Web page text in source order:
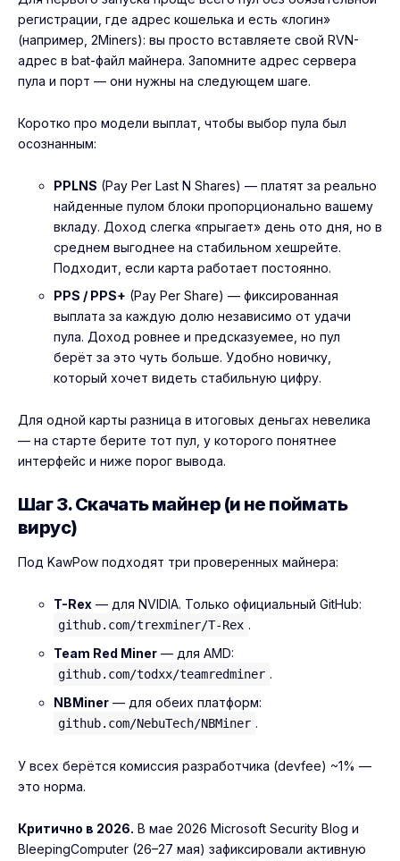
регистрации, где адрес кошелька и есть «логин»
(например, 2Miners): вы просто вставляете свой RVN-
адрес в bat-файл майнера. Запомните адрес сервера
пула и порт — они нужны на следующем шаге.
Коротко про модели выплат, чтобы выбор пула был
осознанным:
PPLNS (Pay Per Last N Shares) — платят за реально
найденные пулом блоки пропорционально вашему
вкладу. Доход слегка «прыгает» день ото дня, но в
среднем выгоднее на стабильном хешрейте.
Подходит, если карта работает постоянно.
PPS / PPS+ (Pay Per Share) — фиксированная
выплата за каждую долю независимо от удачи
пула. Доход ровнее и предсказуемее, но пул
берёт за это чуть больше. Удобно новичку,
который хочет видеть стабильную цифру.
Для одной карты разница в итоговых деньгах невелика
— на старте берите тот пул, у которого понятнее
интерфейс и ниже порог вывода.
Шаг 3. Скачать майнер (и не поймать
вирус)
Под KawPow подходят три проверенных майнера:
T-Rex — для NVIDIA. Только официальный GitHub:
github.com/trexminer/T-Rex .
Team Red Miner — для AMD:
github.com/todxx/teamredminer .
NBMiner — для обеих платформ:
github.com/NebuTech/NBMiner .
У всех берётся комиссия разработчика (devfee) ~1% —
это норма.
Критично в 2026. В мае 2026 Microsoft Security Blog и
BleepingComputer (26–27 мая) зафиксировали активную